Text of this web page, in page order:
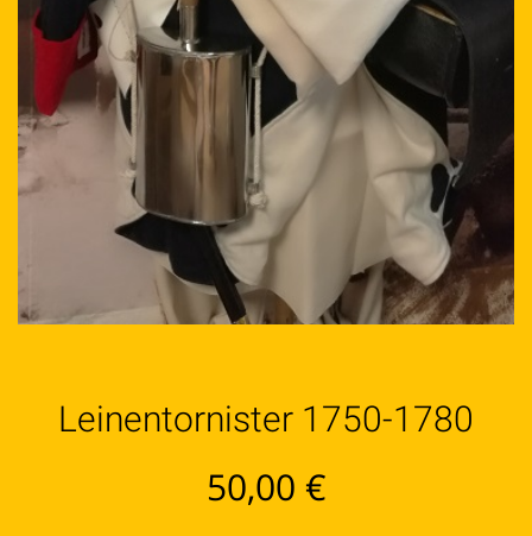
Leinentornister 1750-1780
50,00 €